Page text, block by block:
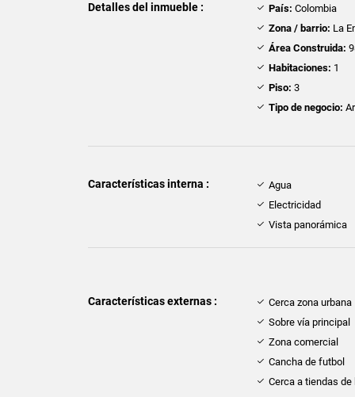
Detalles del inmueble : País: Colombia
Zona / barrio: La
Área Construida:
Habitaciones: 1
Piso: 3
Tipo de negocio:
Características interna :
Agua
Electricidad
Vista panorámica
Características externas :
Cerca zona urbana
Sobre vía principal
Zona comercial
Cancha de futbol
Cerca a tiendas de